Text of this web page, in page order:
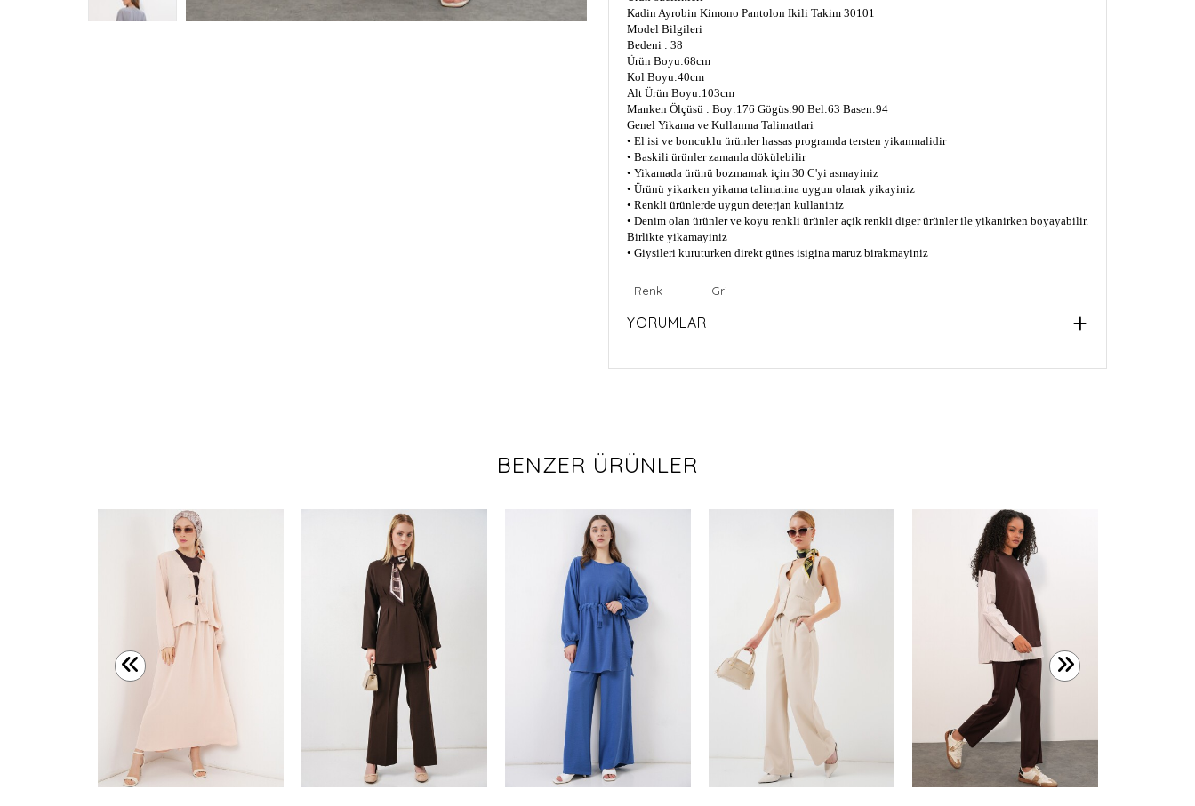
Kadin Ayrobin Kimono Pantolon Ikili Takim 30101
Model Bilgileri
Bedeni : 38
Ürün Boyu:68cm
Kol Boyu:40cm
Alt Ürün Boyu:103cm
Manken Ölçüsü : Boy:176 Gögüs:90 Bel:63 Basen:94
Genel Yikama ve Kullanma Talimatlari
• El isi ve boncuklu ürünler hassas programda tersten yikanmalidir
• Baskili ürünler zamanla dökülebilir
• Yikamada ürünü bozmamak için 30 C'yi asmayiniz
• Ürünü yikarken yikama talimatina uygun olarak yikayiniz
• Renkli ürünlerde uygun deterjan kullaniniz
• Denim olan ürünler ve koyu renkli ürünler açik renkli diger ürünler ile yikanirken boyayabilir.
Birlikte yikamayiniz
• Giysileri kuruturken direkt günes isigina maruz birakmayiniz
Renk Gri
YORUMLAR
BENZER ÜRÜNLER